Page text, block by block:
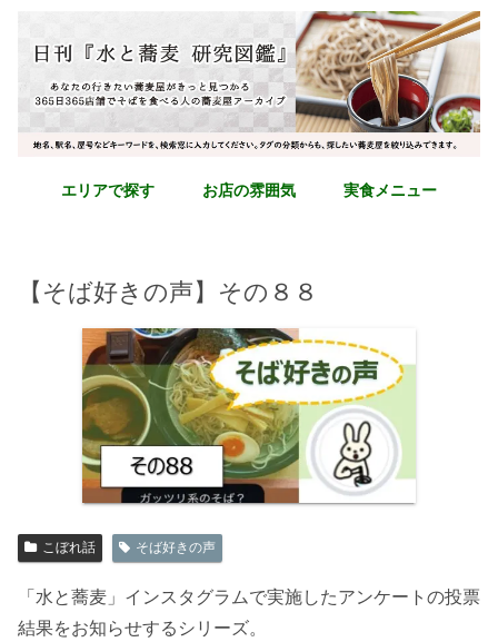
エリアで探す お店の雰囲気 実食メニュー
【そば好きの声】その８８
こぼれ話 そば好きの声
「水と蕎麦」インスタグラムで実施したアンケートの投票
結果をお知らせするシリーズ。